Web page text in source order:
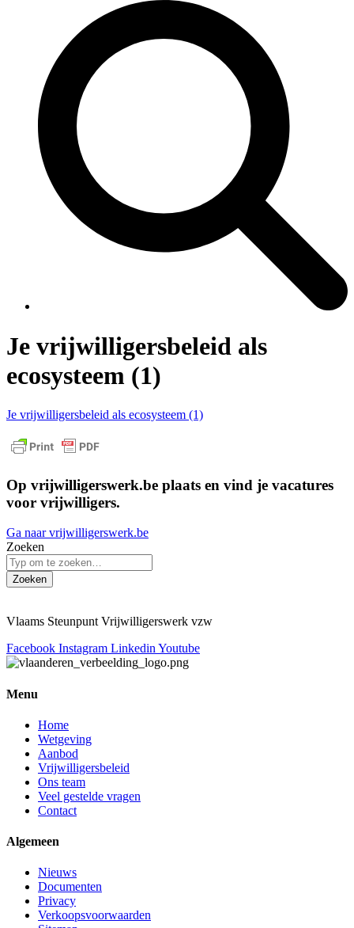
Je vrijwilligersbeleid als
ecosysteem (1)
Je vrijwilligersbeleid als ecosysteem (1)
Op vrijwilligerswerk.be plaats en vind je vacatures
voor vrijwilligers.
Ga naar vrijwilligerswerk.be
Zoeken
Zoeken
Vlaams Steunpunt Vrijwilligerswerk vzw
Facebook Instagram Linkedin Youtube
Menu
Home
Wetgeving
Aanbod
Vrijwilligersbeleid
Ons team
Veel gestelde vragen
Contact
Algemeen
Nieuws
Documenten
Privacy
Verkoopsvoorwaarden